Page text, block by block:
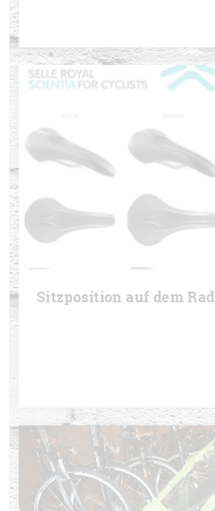
Sitzposition auf dem Rad